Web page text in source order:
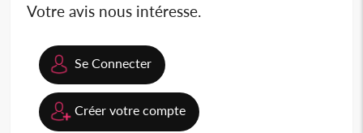
Votre avis nous intéresse.
Se Connecter
Créer votre compte